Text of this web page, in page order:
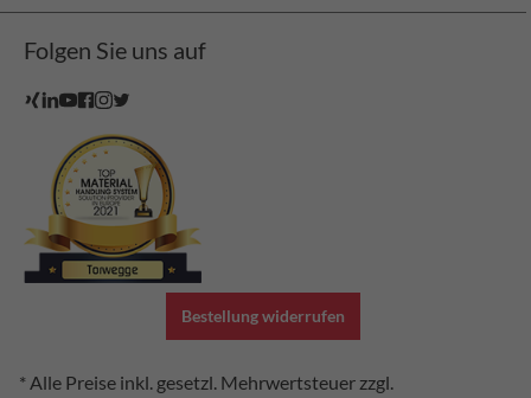
Folgen Sie uns auf
Bestellung widerrufen
* Alle Preise inkl. gesetzl. Mehrwertsteuer zzgl.